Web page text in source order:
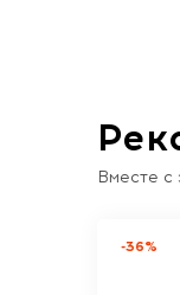
Вместе с
-36%